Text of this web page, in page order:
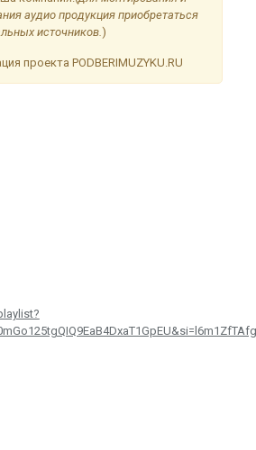
аудио продукция приобретаться
источников.)
проекта PODBERIMUZYKU.RU